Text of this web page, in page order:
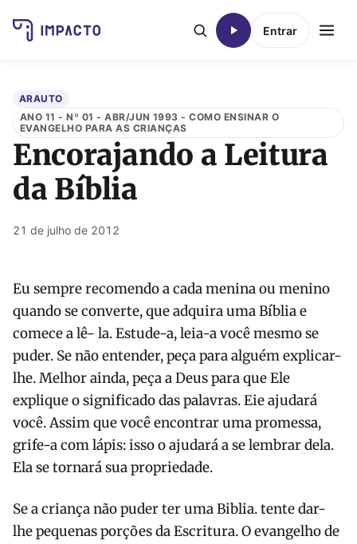
Entrar
ARAUTO
ANO 11 - Nº 01 - ABR/JUN 1993 - COMO ENSINAR O
EVANGELHO PARA AS CRIANÇAS
Encorajando a Leitura
da Bíblia
21 de julho de 2012
Eu sempre recomendo a cada menina ou menino
quando se converte, que adquira uma Bíblia e
comece a lê- la. Estude-a, leia-a você mesmo se
puder. Se não entender, peça para alguém explicar-
lhe. Melhor ainda, peça a Deus para que Ele
explique o significado das palavras. Eie ajudará
você. Assim que você encontrar uma promessa,
grife-a com lápis: isso o ajudará a se lembrar dela.
Ela se tornará sua propriedade.
Se a criança não puder ter uma Biblia. tente dar-
lhe pequenas porções da Escritura. O evangelho de